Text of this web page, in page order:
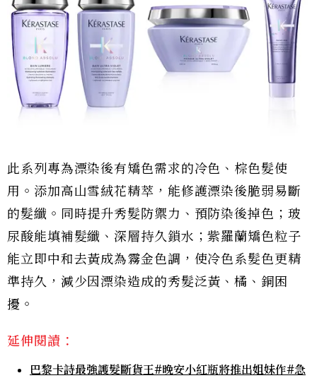
此系列專為漂染後有矯色需求的冷色、棕色髮使
用。添加高山雪絨花精萃，能修護漂染後脆弱易斷
的髮纖。同時提升秀髮防禦力、預防染後掉色；玻
尿酸能填補髮纖、深層持久鎖水；紫羅蘭矯色粒子
能立即中和去黃成為霧金色調，使冷色系髮色更精
準持久，減少因漂染造成的秀髮泛黃、橘、銅困
擾。
延伸閱讀：
巴黎卡詩最強護髮斷貨王#晚安小紅瓶將推出姐妹作#急